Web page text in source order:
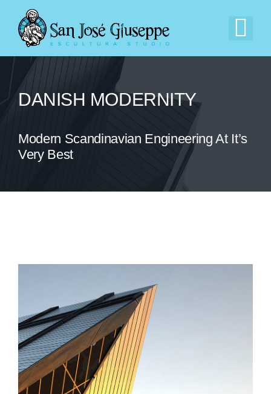
contenido
Inicio
Nuestra Empresa
Experiencia
Catálogo
EN
DANISH MODERNITY
Modern Scandinavian Engineering At It’s
Very Best
Image